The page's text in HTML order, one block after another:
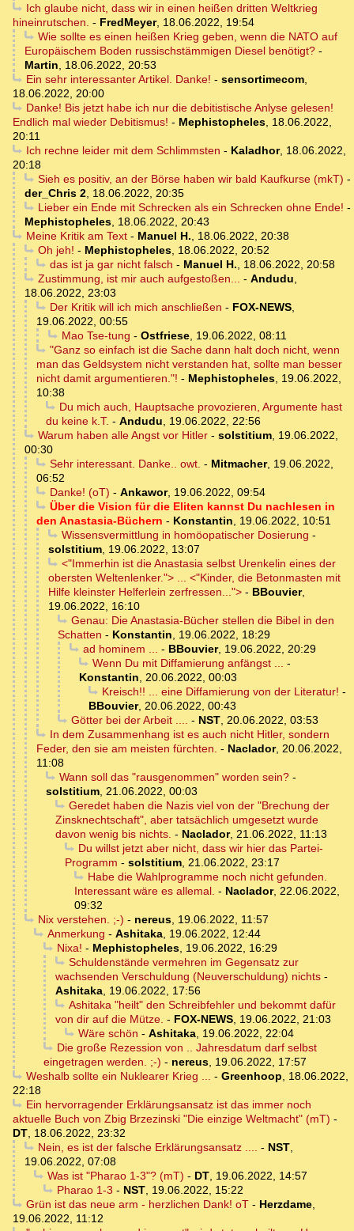
Ich glaube nicht, dass wir in einen heißen dritten Weltkrieg
hineinrutschen. - FredMeyer, 18.06.2022, 19:54
Wie sollte es einen heißen Krieg geben, wenn die NATO auf
Europäischem Boden russischstämmigen Diesel benötigt? -
Martin, 18.06.2022, 20:53
Ein sehr interessanter Artikel. Danke! - sensortimecom,
18.06.2022, 20:00
Danke! Bis jetzt habe ich nur die debitistische Anlyse gelesen!
Endlich mal wieder Debitismus! - Mephistopheles, 18.06.2022,
20:11
Ich rechne leider mit dem Schlimmsten - Kaladhor, 18.06.2022,
20:18
Sieh es positiv, an der Börse haben wir bald Kaufkurse (mkT) -
der_Chris 2, 18.06.2022, 20:35
Lieber ein Ende mit Schrecken als ein Schrecken ohne Ende! -
Mephistopheles, 18.06.2022, 20:43
Meine Kritik am Text- Manuel H., 18.06.2022, 20:38
Oh jeh! - Mephistopheles, 18.06.2022, 20:52
das ist ja gar nicht falsch - Manuel H., 18.06.2022, 20:58
Zustimmung, ist mir auch aufgestoßen... - Andudu,
18.06.2022, 23:03
Der Kritik will ich mich anschließen - FOX-NEWS,
19.06.2022, 00:55
Mao Tse-tung - Ostfriese, 19.06.2022, 08:11
"Ganz so einfach ist die Sache dann halt doch nicht, wenn
man das Geldsystem nicht verstanden hat, sollte man besser
nicht damit argumentieren."! - Mephistopheles, 19.06.2022,
10:38
Du mich auch, Hauptsache provozieren, Argumente hast
du keine k.T. - Andudu, 19.06.2022, 22:56
Warum haben alle Angst vor Hitler- solstitium, 19.06.2022,
00:30
Sehr interessant. Danke.. owt. - Mitmacher, 19.06.2022,
06:52
Danke! (oT) - Ankawor, 19.06.2022, 09:54
Über die Vision für die Eliten kannst Du nachlesen in
den Anastasia-Büchern - Konstantin, 19.06.2022, 10:51
Wissensvermittlung in homöopatischer Dosierung -
solstitium, 19.06.2022, 13:07
<"Immerhin ist die Anastasia selbst Urenkelin eines der
obersten Weltenlenker."> ... <"Kinder, die Betonmasten mit
Hilfe kleinster Helferlein zerfressen..."> - BBouvier,
19.06.2022, 16:10
Genau: Die Anastasia-Bücher stellen die Bibel in den
Schatten - Konstantin, 19.06.2022, 18:29
ad hominem ... - BBouvier, 19.06.2022, 20:29
Wenn Du mit Diffamierung anfängst ... -
Konstantin, 20.06.2022, 00:03
Kreisch!! ... eine Diffamierung von der Literatur! -
BBouvier, 20.06.2022, 00:43
Götter bei der Arbeit .... - NST, 20.06.2022, 03:53
In dem Zusammenhang ist es auch nicht Hitler, sondern
Feder, den sie am meisten fürchten. - Naclador, 20.06.2022,
11:08
Wann soll das "rausgenommen" worden sein?-
solstitium, 21.06.2022, 00:03
Geredet haben die Nazis viel von der "Brechung der
Zinsknechtschaft", aber tatsächlich umgesetzt wurde
davon wenig bis nichts. - Naclador, 21.06.2022, 11:13
Du willst jetzt aber nicht, dass wir hier das Partei-
Programm - solstitium, 21.06.2022, 23:17
Habe die Wahlprogramme noch nicht gefunden.
Interessant wäre es allemal. - Naclador, 22.06.2022,
09:32
Nix verstehen. ;-) - nereus, 19.06.2022, 11:57
Anmerkung - Ashitaka, 19.06.2022, 12:44
Nixa! - Mephistopheles, 19.06.2022, 16:29
Schuldenstände vermehren im Gegensatz zur
wachsenden Verschuldung (Neuverschuldung) nichts -
Ashitaka, 19.06.2022, 17:56
Ashitaka "heilt" den Schreibfehler und bekommt dafür
von dir auf die Mütze. - FOX-NEWS, 19.06.2022, 21:03
Wäre schön - Ashitaka, 19.06.2022, 22:04
Die große Rezession von .. Jahresdatum darf selbst
eingetragen werden. ;-) - nereus, 19.06.2022, 17:57
Weshalb sollte ein Nuklearer Krieg ... - Greenhoop, 18.06.2022,
22:18
Ein hervorragender Erklärungsansatz ist das immer noch
aktuelle Buch von Zbig Brzezinski "Die einzige Weltmacht" (mT) -
DT, 18.06.2022, 23:32
Nein, es ist der falsche Erklärungsansatz .... - NST,
19.06.2022, 07:08
Was ist "Pharao 1-3"? (mT) - DT, 19.06.2022, 14:57
Pharao 1-3 - NST, 19.06.2022, 15:22
Grün ist das neue arm - herzlichen Dank! oT- Herzdame,
19.06.2022, 11:12